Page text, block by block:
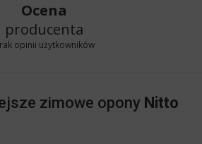
Ocena
producenta
opinii użytkowników
zimowe opony Nitto